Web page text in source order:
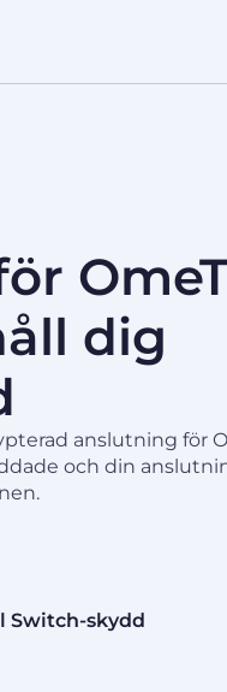
dig
anslutning för
och din
Switch-skydd